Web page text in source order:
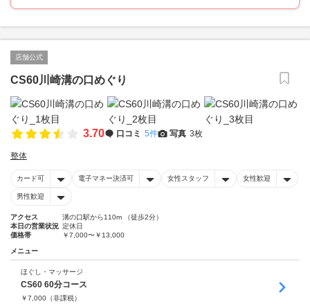
店舗公式
CS60川崎溝の口めぐり
3.70 口コミ 5件 写真 3枚
整体
カード可 電子マネー決済可 女性スタッフ 女性歓迎
男性歓迎
アクセス
溝の口駅から110m （徒歩2分）
本日の営業状況 定休日
価格帯
￥7,000〜￥13,000
メニュー
ほぐし・マッサージ
CS60 60分コース
￥7,000 （非課税）